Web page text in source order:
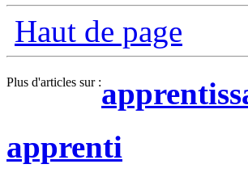
Haut de page
Plus d'articles sur :
apprenti